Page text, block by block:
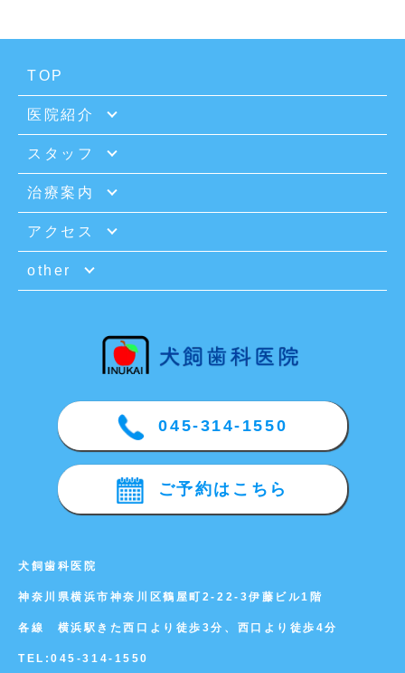
TOP
医院紹介
スタッフ
治療案内
アクセス
other
045-314-1550
ご予約はこちら
犬飼歯科医院
神奈川県横浜市神奈川区鶴屋町2-22-3伊藤ビル1階
各線 横浜駅きた西口より徒歩3分、西口より徒歩4分
TEL:045-314-1550